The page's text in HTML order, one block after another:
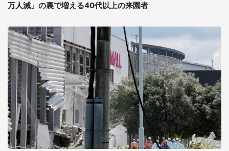
万人減」の裏で増える40代以上の来園者